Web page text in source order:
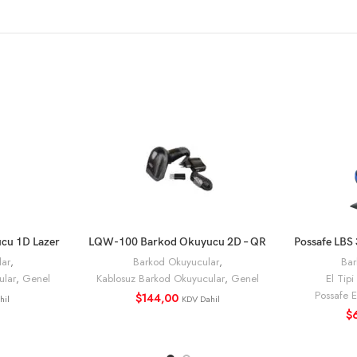
1D Lazer
,
, Genel
SEPETE EKLE
LQW-100 Barkod Okuyucu 2D – QR
Kablosuz
Barkod Okuyucular,
Kablosuz Barkod Okuyucular, Genel
$144,00 KDV Dahil
Possafe
El
Possafe
$